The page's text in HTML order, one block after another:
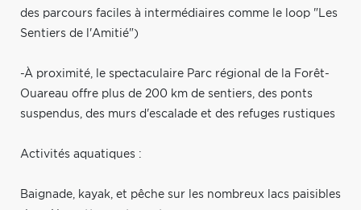
des parcours faciles à intermédiaires comme le loop "Les
Sentiers de l'Amitié")
-À proximité, le spectaculaire Parc régional de la Forêt-
Ouareau offre plus de 200 km de sentiers, des ponts
suspendus, des murs d'escalade et des refuges rustiques
Activités aquatiques :
Baignade, kayak, et pêche sur les nombreux lacs paisibles